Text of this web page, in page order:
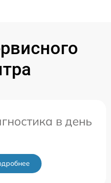
в день